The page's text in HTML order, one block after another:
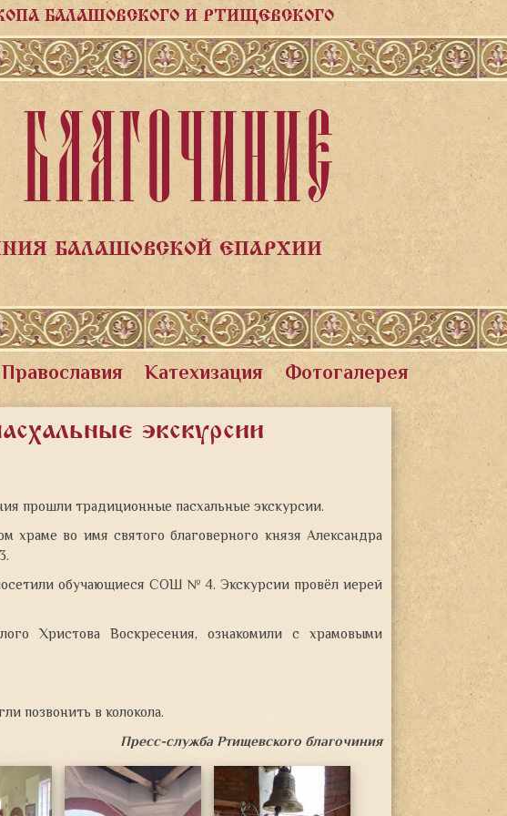
БАЛАШОВСКОГО И РТИЩЕВСКОГО
БАЛАШОВСКОЙ ЕПАРХИИ
Катехизация Фотогалерея
экскурсии
прошли традиционные пасхальные экскурсии.
храмево имя святого благоверного князя Александра
обучающиеся СОШ № 4. Экскурсии провёл иерей
Христова Воскресения, ознакомили с храмовыми
позвонить в колокола.
Пресс-служба Ртищевского благочиния